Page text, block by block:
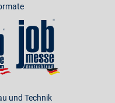
und Technik